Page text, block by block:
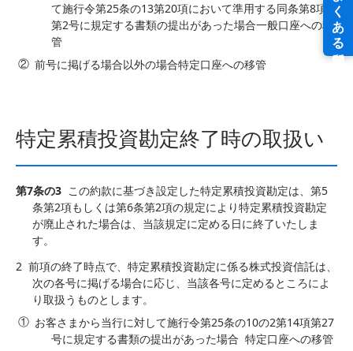
て施行令第25条の13第20項において準用する同条第8項
第2号に規定する書類の提出があった場合一般口座への移
管
前号に掲げる場合以外の場合特定口座への移管
特定累積投資勘定終了時の取扱い
第7条の3 この約款に基づき設定した特定累積投資勘定は、第5
条第2項もしくは第6条第2項の規定により特定累積投資勘定
が廃止された場合は、当該規定に定める日に終了いたしま
す。
2 前項の終了時点で、特定累積投資勘定に係る株式投資信託は、
次の各号に掲げる場合に応じ、当該各号に定めるところによ
り取扱うものとします。
お客さまから当行に対して施行令第25条の10の2第14項第27
号に規定する書類の提出があった場合 特定口座への移管